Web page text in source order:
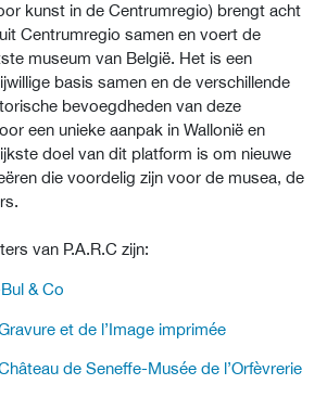
kunst in de Centrumregio) brengt acht
Centrumregio samen en voert de
museum van België. Het is een
basis samen en de verschillende
bevoegdheden van deze
een unieke aanpak in Wallonië en
doel van dit platform is om nieuwe
die voordelig zijn voor de musea, de
van P.A.R.C zijn:
& Co
et de l’Image imprimée
de Seneffe-Musée de l’Orfèvrerie